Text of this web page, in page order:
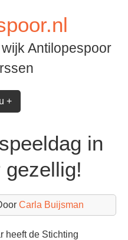
Antilopespoor
+
in
Carla Buijsman
heeft de Stichting